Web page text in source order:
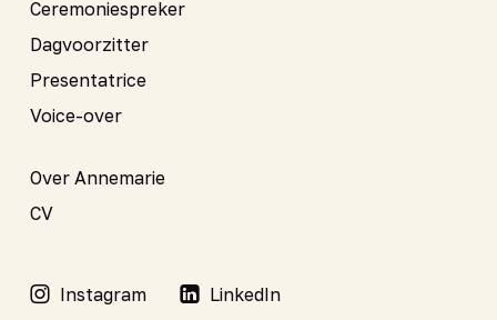
Ceremoniespreker
Dagvoorzitter
Presentatrice
Voice-over
Over Annemarie
CV
Instagram
LinkedIn